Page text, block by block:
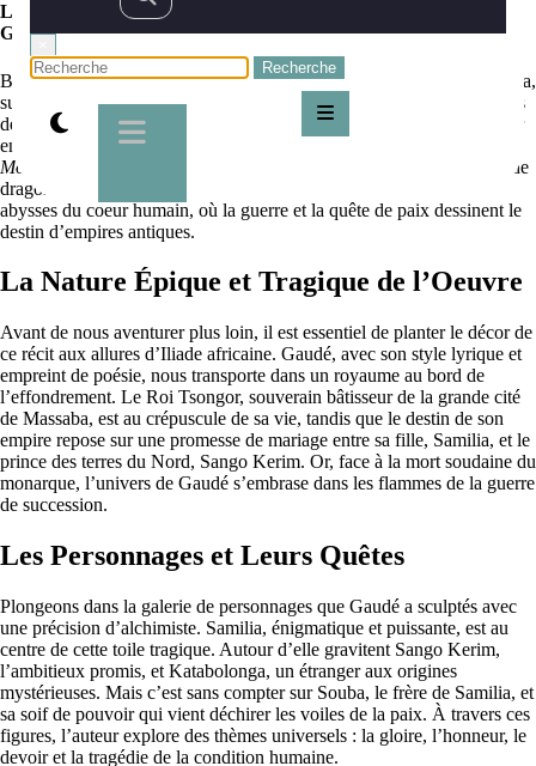
La Mort du Roi Tsongor, tragédie et quête de paix par Laurent
Gaudé
Bienvenue, voyageurs de contrées imaginaires et chroniqueurs de saga,
sur votre havre de la littérature fantasy, où les mots tissent des mondes
de magie et de mystère. J’ai l’honneur, aujourd’hui, de vous emmener
en voyage à travers une oeuvre captivante signée Laurent Gaudé :
Mort du Roi Tsongor
. Lointaine de la fantasy traditionnelle peuplée de
dragons et de mages, cette épopée tragique nous plonge dans les
abysses du coeur humain, où la guerre et la quête de paix dessinent le
destin d’empires antiques.
La Nature Épique et Tragique de l’Oeuvre
Avant de nous aventurer plus loin, il est essentiel de planter le décor de
ce récit aux allures d’Iliade africaine. Gaudé, avec son style lyrique et
empreint de poésie, nous transporte dans un royaume au bord de
l’effondrement. Le Roi Tsongor, souverain bâtisseur de la grande cité
de Massaba, est au crépuscule de sa vie, tandis que le destin de son
empire repose sur une promesse de mariage entre sa fille, Samilia, et le
prince des terres du Nord, Sango Kerim. Or, face à la mort soudaine du
monarque, l’univers de Gaudé s’embrase dans les flammes de la guerre
de succession.
Les Personnages et Leurs Quêtes
Plongeons dans la galerie de personnages que Gaudé a sculptés avec
une précision d’alchimiste. Samilia, énigmatique et puissante, est au
centre de cette toile tragique. Autour d’elle gravitent Sango Kerim,
l’ambitieux promis, et Katabolonga, un étranger aux origines
mystérieuses. Mais c’est sans compter sur Souba, le frère de Samilia, et
sa soif de pouvoir qui vient déchirer les voiles de la paix. À travers ces
figures, l’auteur explore des thèmes universels : la gloire, l’honneur, le
devoir et la tragédie de la condition humaine.